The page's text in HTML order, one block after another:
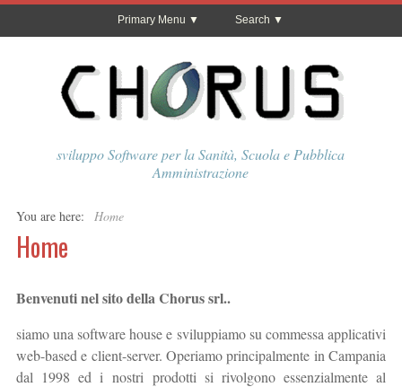
Primary Menu Search
sviluppo Software per la Sanità, Scuola e Pubblica
Amministrazione
You are here: Home
Home
Benvenuti nel sito della Chorus srl..
siamo una software house e sviluppiamo su commessa applicativi
web-based e client-server. Operiamo principalmente in Campania
dal 1998 ed i nostri prodotti si rivolgono essenzialmente al